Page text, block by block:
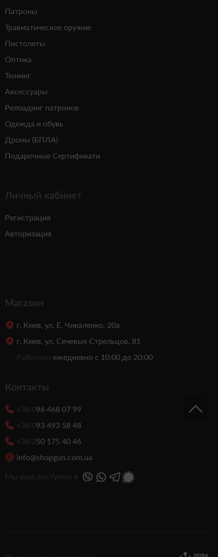
Патроны
Травматическое оружие
Пистолеты
Оптика
Тюнинг
Аксессуары
Релоадинг патронов
Одежда и обувь
Дроны (БПЛА)
Подарочные Сертификати
Личный кабинет
Регистрация
Авторизация
Магазин
г. Киев, ул. Е. Чикаленко, 20а
г. Киев, ул. Сечевых Стрельцов, 81
Работаем ежедневно с 10:00 до 20:00
Контакты
+38 096 468 07 99
+38 093 493 58 48
+38 050 175 40 46
info@shopgun.com.ua
Мы еще доступны в